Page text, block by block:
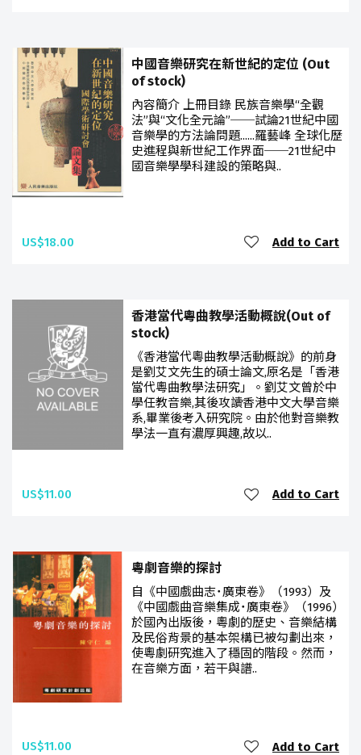
中國音樂研究在新世紀的定位 (Out
of stock)
內容簡介 上冊目錄 民族音樂學“全觀
法”與“文化全元論”──試論21世紀中國
音樂學的方法論問題......羅藝峰 全球化歷
史進程與新世紀工作界面──21世紀中
國音樂學學科建設的策略與..
US$18.00 Add to Cart
香港當代粵曲教學活動概說(Out of
stock)
《香港當代粵曲教學活動概說》的前身
是劉艾文先生的碩士論文,原名是「香港
當代粵曲教學法研究」。劉艾文曾於中
學任教音樂,其後攻讀香港中文大學音樂
系,畢業後考入研究院。由於他對音樂教
學法一直有濃厚興趣,故以..
US$11.00 Add to Cart
粵劇音樂的探討
自《中國戲曲志˙廣東卷》（1993）及
《中國戲曲音樂集成˙廣東卷》（1996）
於國內出版後，粵劇的歷史、音樂結構
及民俗背景的基本架構已被勾劃出來，
使粵劇研究進入了穩固的階段。然而，
在音樂方面，若干與譜..
US$11.00 Add to Cart